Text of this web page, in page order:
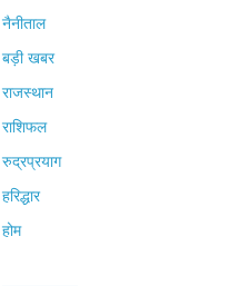
नैनीताल
बड़ी खबर
राजस्थान
राशिफल
रुद्रप्रयाग
हरिद्धार
होम